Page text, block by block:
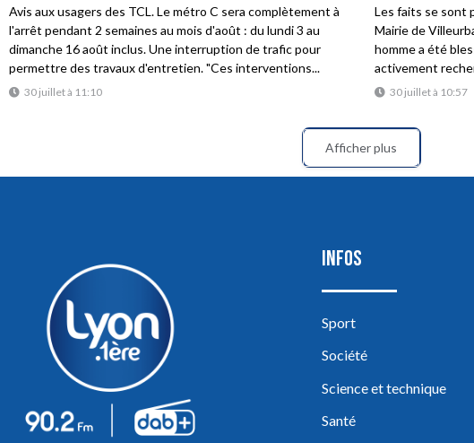
30 juillet à 11:10
Avis aux usagers des TCL. Le métro C sera complètement à
l'arrêt pendant 2 semaines au mois d'août : du lundi 3 au
dimanche 16 août inclus. Une interruption de trafic pour
permettre des travaux d'entretien. "Ces interventions...
30 juillet à 10:57
Les faits se sont
Mairie de
homme a été
activement
Afficher plus
INFOS
Sport
Société
Science et technique
Santé